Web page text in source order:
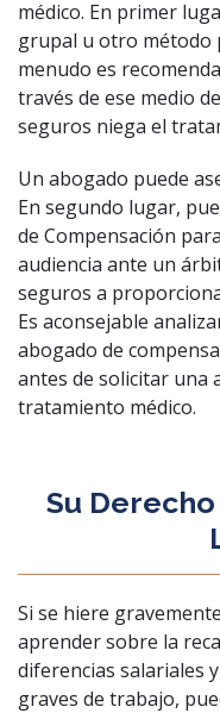
médico. En primer
grupal u otro método
menudo es
través de ese medio
seguros niega el
Un abogado puede
En segundo lugar,
de Compensación
audiencia ante un
seguros a
Es aconsejable
abogado de
antes de solicitar una
tratamiento médico.
Su
Si se hiere
aprender sobre la
diferencias salariales
graves de trabajo,